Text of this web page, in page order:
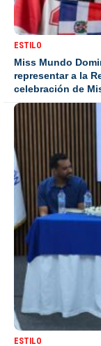
ESTILO
Miss Mundo
representar a la
celebración de
ESTILO